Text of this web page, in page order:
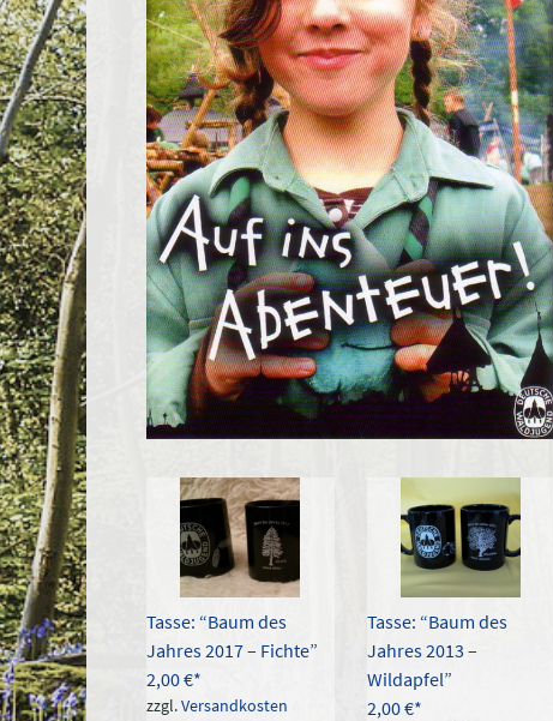
Tasse: “Baum des
Jahres 2017 – Fichte”
2,00€
zzgl.Versandkosten
Tasse: “Baum des
Jahres 2013 –
Wildapfel”
2,00€